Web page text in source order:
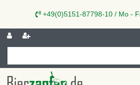
+49(0)5151-87798-10 / Mo -